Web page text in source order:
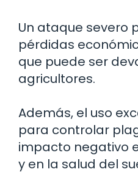
Un ataque severo
pérdidas
que puede ser
agricultores.
Además, el uso
para controlar
impacto negativo
y en la salud del